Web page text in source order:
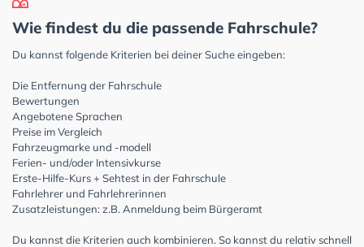
Wie findest du die passende Fahrschule?
Du kannst folgende Kriterien bei deiner Suche eingeben:
Die Entfernung der Fahrschule
Bewertungen
Angebotene Sprachen
Preise im Vergleich
Fahrzeugmarke und -modell
Ferien- und/oder Intensivkurse
Erste-Hilfe-Kurs + Sehtest in der Fahrschule
Fahrlehrer und Fahrlehrerinnen
Zusatzleistungen: z.B. Anmeldung beim Bürgeramt
Du kannst die Kriterien auch kombinieren. So kannst du relativ schnell